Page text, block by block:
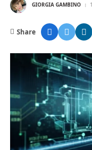
GIORGIA GAMBINO
Share